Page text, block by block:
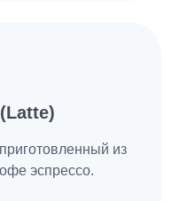
из
эспрессо.